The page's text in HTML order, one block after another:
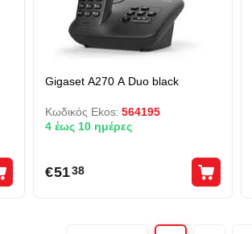
Gigaset A270 A Duo black
Κωδικός Ekos: 564195
4 έως 10 ημέρες
€51 38